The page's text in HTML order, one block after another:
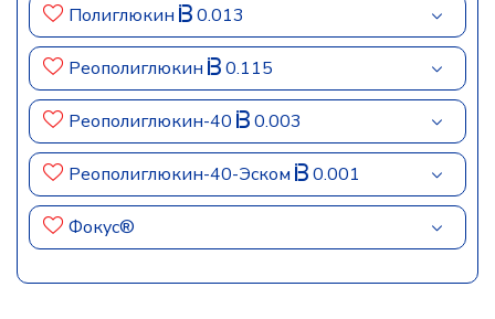
Полиглюкин 0.013
Реополиглюкин 0.115
Реополиглюкин-40 0.003
Реополиглюкин-40-Эском 0.001
Фокус®